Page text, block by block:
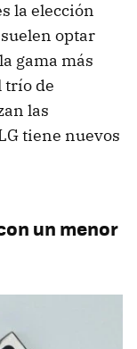
la elección
optar
gama más
trío de
las
tiene nuevos
un menor